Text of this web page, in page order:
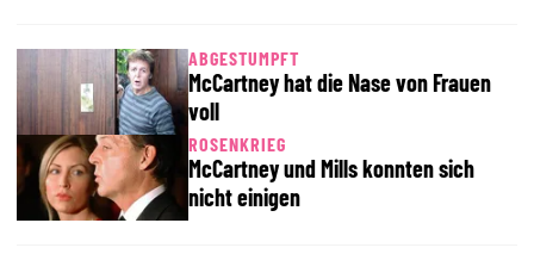
ABGESTUMPFT
McCartney hat die Nase von Frauen
voll
ROSENKRIEG
McCartney und Mills konnten sich
nicht einigen